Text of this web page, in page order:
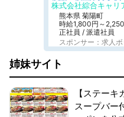
株式会社綜合キャリ
熊本県 菊陽町
時給1,800円～
正社員 / 派遣社員
スポンサー：求人
姉妹サイト
【ステー
スープバー